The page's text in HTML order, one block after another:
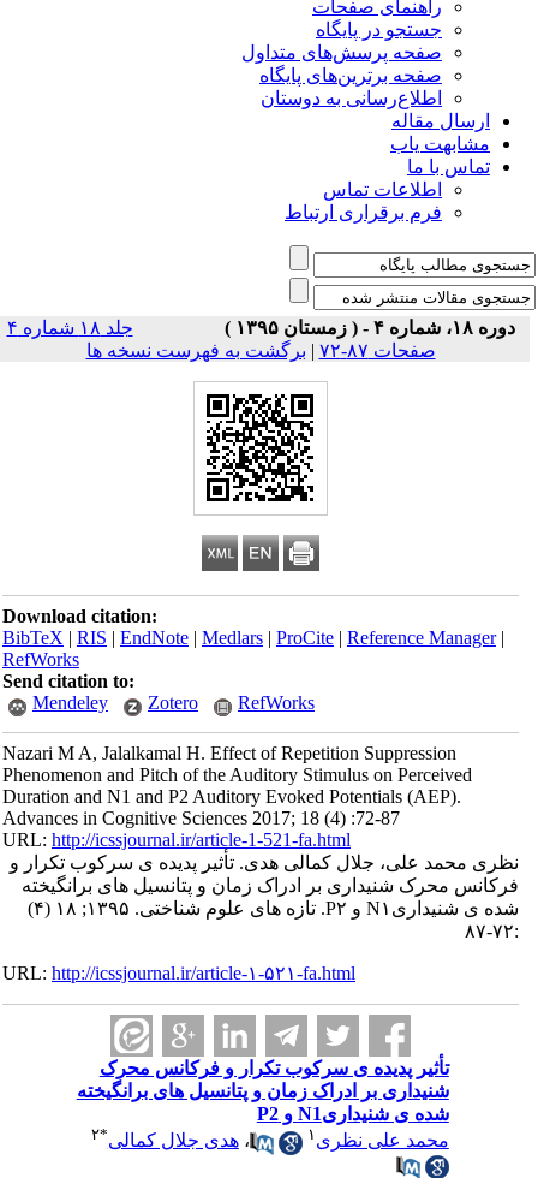
راهنمای صفحات
جستجو در پایگاه
صفحه پرسش‌های متداول
صفحه برترین‌های پایگاه
اطلاع‌رسانی به دوستان
ارسال مقاله
مشابهت یاب
تماس با ما
اطلاعات تماس
فرم برقراری ارتباط
دوره ۱۸، شماره ۴ - ( زمستان ۱۳۹۵ )
جلد ۱۸ شماره ۴
صفحات ۸۷-۷۲
|برگشت به فهرست نسخه ها
Download citation:
BibTeX|RIS|EndNote|Medlars|ProCite|Reference Manager
RefWorks
Send citation to:
Mendeley
Zotero RefWorks
Nazari M A, Jalalkamal H. Effect of Repetition Suppression
Phenomenon and Pitch of the Auditory Stimulus on Perceived
Duration and N1 and P2 Auditory Evoked Potentials (AEP).
Advances in Cognitive Sciences 2017; 18 (4) :72-87
URL:http://icssjournal.ir/article-1-521-fa.html
نظری محمد علی، جلال کمالی هدی. تأثیر پدیده ی سرکوب تکرار و
فرکانس محرک شنیداری بر ادراک زمان و پتانسیل های برانگیخته
شده ی شنیداریN۱ و P۲. تازه های علوم شناختی. ۱۳۹۵; ۱۸ (۴)
URL:http://icssjournal.ir/article-۱-۵۲۱-fa.html
تأثیر پدیده ی سرکوب تکرار و فرکانس محرک
شنیداری بر ادراک زمان و پتانسیل های برانگیخته
شده ی شنیداریN1 و P2
محمد علی نظری۱ ،هدی جلال کمالی ۲